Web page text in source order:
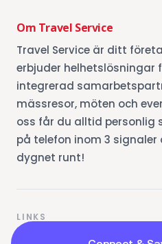
Om Travel Service
Travel Service är ditt
erbjuder helhetslösningar
integrerad
mässresor, möten och
oss får du alltid personlig
på telefon inom 3 signaler
dygnet runt!
LINKS